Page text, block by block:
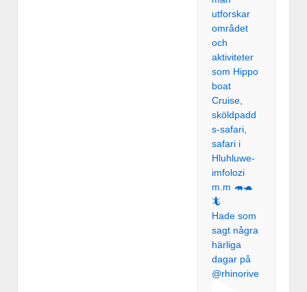
Hade som
sagt några
härliga
dagar på
@rhinorive